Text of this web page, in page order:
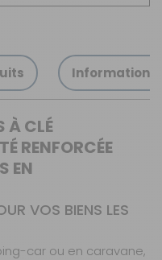
Informations
À CLÉ
RENFORCÉE
EN
VOS BIENS LES
car ou en caravane,